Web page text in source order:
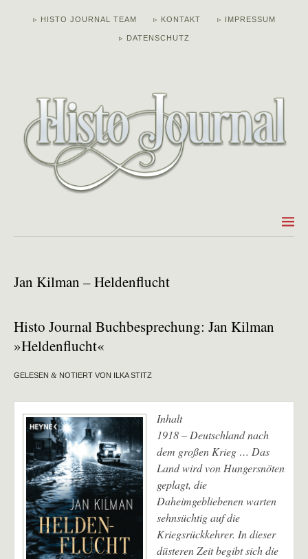
▹ HISTO JOURNAL TEAM ▹ KONTAKT ▹ IMPRESSUM
▹ DATENSCHUTZ
Jan Kilman – Heldenflucht
Histo Journal Buchbesprechung: Jan Kilman
»Heldenflucht«
GELESEN & NOTIERT VON ILKA STITZ
Inhalt
1918 – Deutschland nach
dem großen Krieg … Das
Land wird von Hungersnöten
geplagt, die
Daheimgebliebenen warten
sehnsüchtig auf die
Kriegsrückkehrer. In dieser
düsteren Zeit begibt sich die